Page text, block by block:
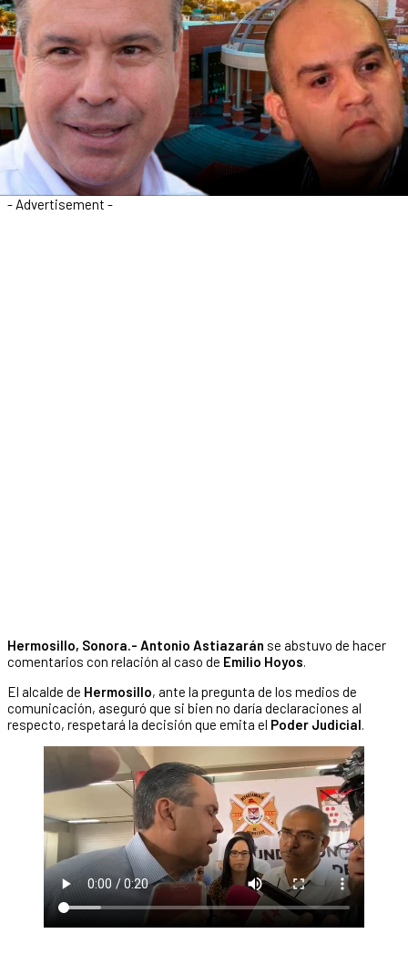
- Advertisement -
Hermosillo, Sonora.- Antonio Astiazarán se abstuvo de hacer
comentarios con relación al caso de Emilio Hoyos.
El alcalde de Hermosillo, ante la pregunta de los medios de
comunicación, aseguró que si bien no daría declaraciones al
respecto, respetará la decisión que emita el Poder Judicial.